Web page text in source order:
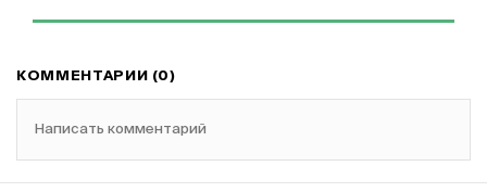
КОММЕНТАРИИ (0)
Написать комментарий